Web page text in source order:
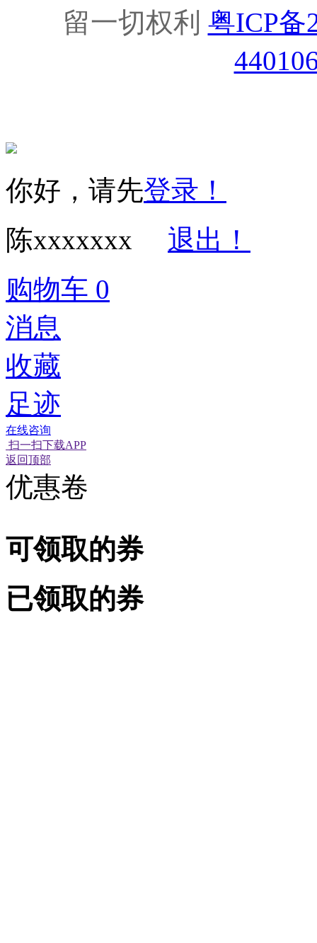
留一切权利 粤ICP备
你好，请先登录！
陈xxxxxxx
退出！
购物车 0
消息
收藏
足迹
在线咨询
扫一扫下载APP
返回顶部
优惠卷
可领取的券
已领取的券